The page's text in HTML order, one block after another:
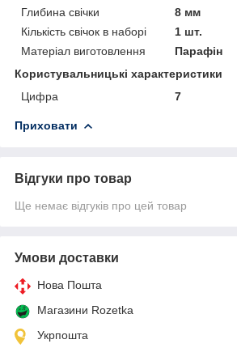
Глибина свічки
8 мм
Кількість свічок в наборі
1 шт.
Матеріал виготовлення
Парафін
Користувальницькі характеристики
Цифра
7
Приховати
Відгуки про товар
Ще немає відгуків про цей товар
Умови доставки
Нова Пошта
Магазини Rozetka
Укрпошта